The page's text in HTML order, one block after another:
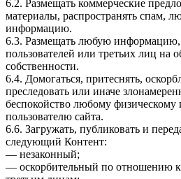
6.2. Размещать коммерческие
материалы, распространять спам,
информацию.
6.3. Размещать любую
пользователей или третьих лиц на
собственности.
6.4. Домогаться, притеснять,
преследовать или иначе
беспокойство любому
пользователю сайта.
6.6. Загружать, публиковать и
следующий Контент:
— незаконный;
— оскорбительный по отношению к